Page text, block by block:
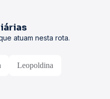
atuam nesta rota.
Leopoldina